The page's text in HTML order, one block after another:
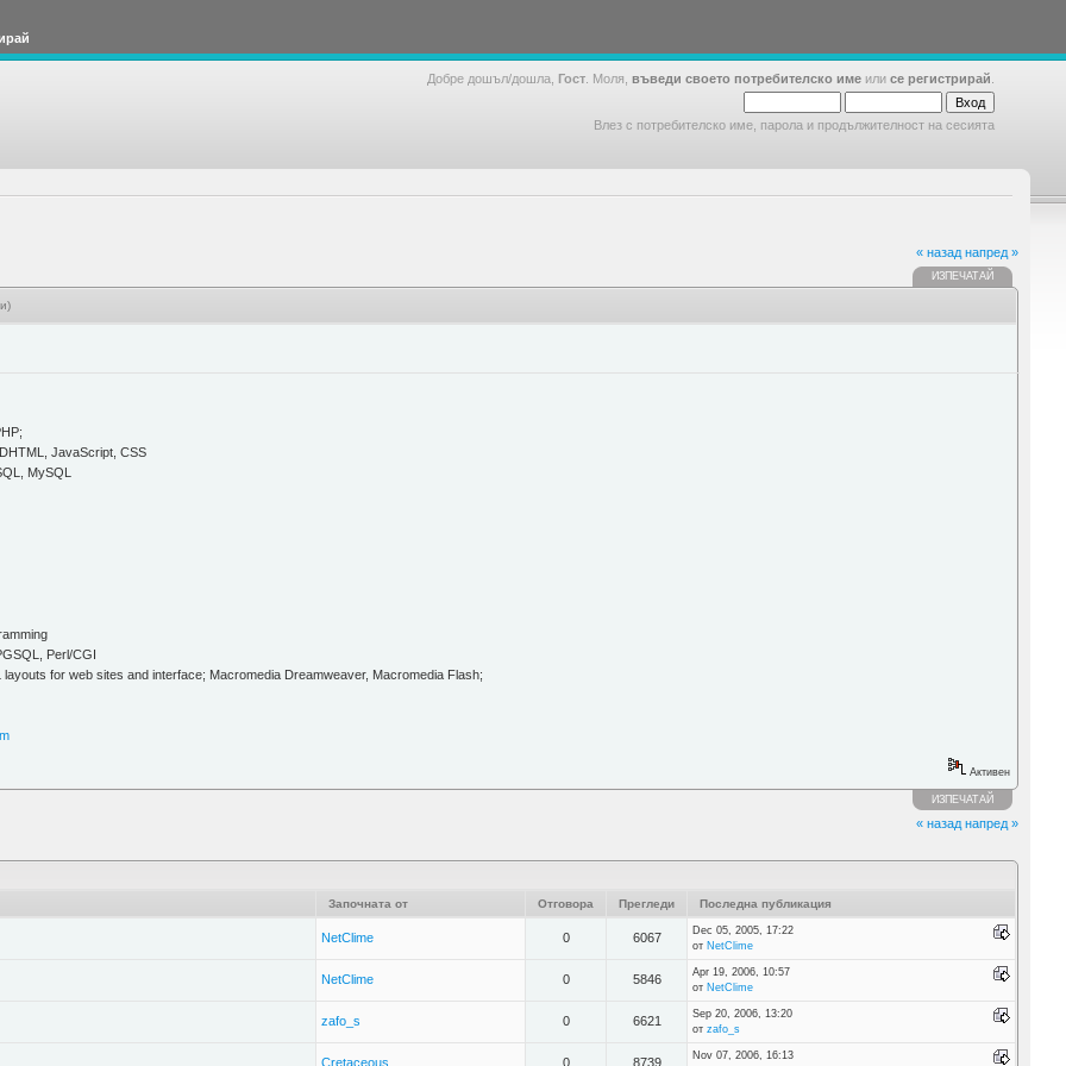
Добре дошъл/дошла, Гост . Моля, въведи своето потребителско име или се регистрирай
Влез с потребителско име, парола и продължителност на сесията
« назад напред »
ИЗПЕЧАТАЙ
JavaScript, CSS
MySQL
Perl/CGI
for web sites and interface; Macromedia Dreamweaver, Macromedia Flash;
Активен
ИЗПЕЧАТАЙ
« назад напред »
Започната от Отговора Прегледи Последна публикация
NetClime 0 6067
Dec 05, 2005, 17:22
от NetClime
NetClime 0 5846
Apr 19, 2006, 10:57
от NetClime
zafo_s 0 6621
Sep 20, 2006, 13:20
от zafo_s
Cretaceous 0 8739
Nov 07, 2006, 16:13